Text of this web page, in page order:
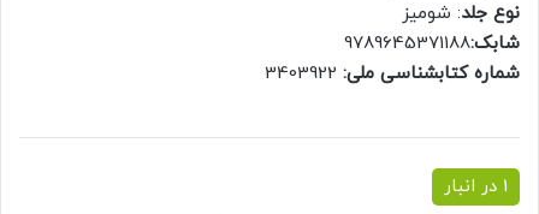
نوع جلد: شومیز
شابک:9789645371188
شماره کتابشناسی ملی:
1 در انبار